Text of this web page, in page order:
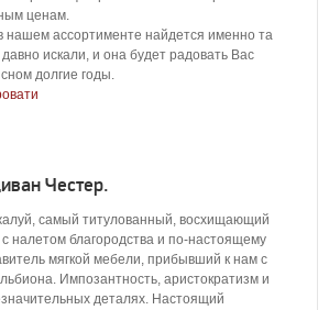
ценам.
ассортименте найдется именно та
искали, и она будет радовать Вас
долгие годы.
Честер.
самый титулованный, восхищающий
налетом благородства и по-настоящему
мягкой мебели, прибывший к нам с
Импозантность, аристократизм и
деталях. Настоящий